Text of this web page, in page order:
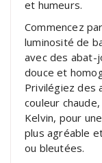
et humeurs.
Commencez
luminosité de
avec des abat-
douce et
Privilégiez des
couleur
Kelvin, pour
plus agréable
ou bleutées.